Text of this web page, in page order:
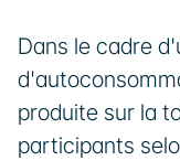
Dans le cadre
produite sur la
participants